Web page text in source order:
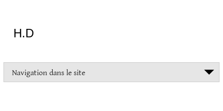
H.D
Navigation dans le site